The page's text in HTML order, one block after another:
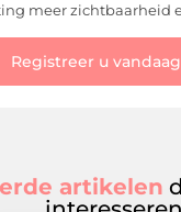
meer zichtbaarheid
Registreer u
artikelen